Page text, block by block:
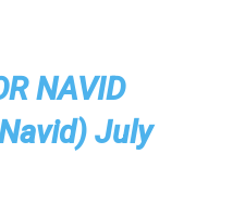
NAVID
July